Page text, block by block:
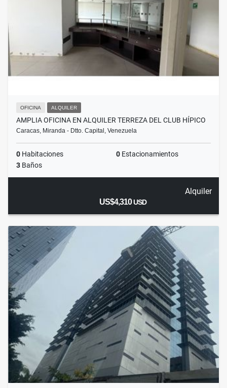
OFICINA ALQUILER
AMPLIA OFICINA EN ALQUILER TERREZA DEL CLUB HÍPICO
Caracas, Miranda - Dtto. Capital, Venezuela
0 Habitaciones 0 Estacionamientos
3 Baños
Alquiler
US$4,310USD